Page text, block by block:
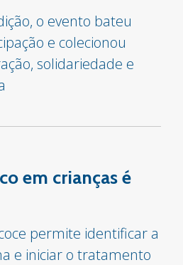
o evento bateu
e colecionou
solidariedade e
em crianças é
permite identificar a
e iniciar o tratamento